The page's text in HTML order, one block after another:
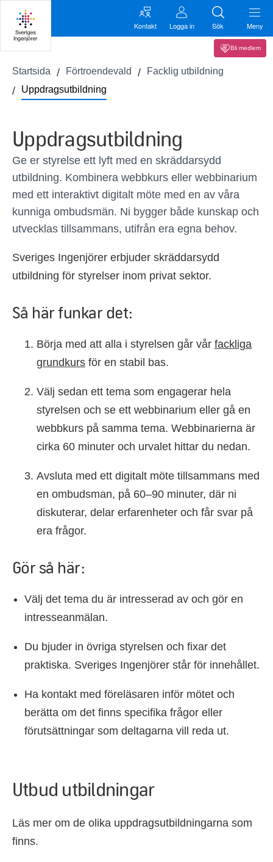
Kontakt Logga in Sök Meny
Bli medlem
Startsida Förtroendevald
Facklig utbildning
Uppdragsutbildning
Uppdragsutbildning
Ge er styrelse ett lyft med en skräddarsydd
utbildning. Kombinera webbkurs eller webbinarium
med ett interaktivt digitalt möte med en av våra
kunniga ombudsmän. Ni bygger både kunskap och
utvecklas tillsammans, utifrån era egna behov.
Sveriges Ingenjörer erbjuder skräddarsydd
utbildning för styrelser inom privat sektor.
Så här funkar det:
Börja med att alla i styrelsen går vår fackliga
grundkurs för en stabil bas.
Välj sedan ett tema som engagerar hela
styrelsen och se ett webbinarium eller gå en
webbkurs på samma tema. Webbinarierna är
cirka 60 minuter och urvalet hittar du nedan.
Avsluta med ett digitalt möte tillsammans med
en ombudsman, på 60–90 minuter, där ni
diskuterar, delar erfarenheter och får svar på
era frågor.
Gör så här:
Välj det tema du är intresserad av och gör en
intresseanmälan.
Du bjuder in övriga styrelsen och fixar det
praktiska. Sveriges Ingenjörer står för innehållet.
Ha kontakt med föreläsaren inför mötet och
berätta om det finns specifika frågor eller
förutsättningar som deltagarna vill reda ut.
Utbud utbildningar
Läs mer om de olika uppdragsutbildningarna som
finns.